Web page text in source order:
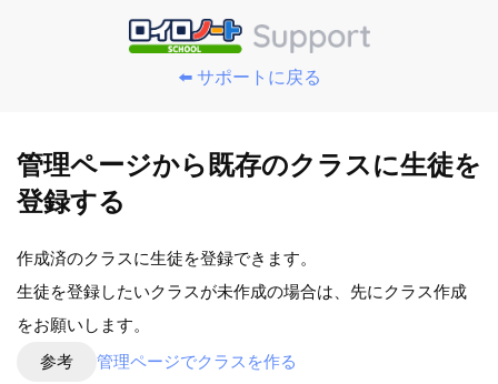
⬅️ サポートに戻る
管理ページから既存のクラスに生徒を
登録する
作成済のクラスに生徒を登録できます。
生徒を登録したいクラスが未作成の場合は、先にクラス作成
をお願いします。
参考
管理ページでクラスを作る